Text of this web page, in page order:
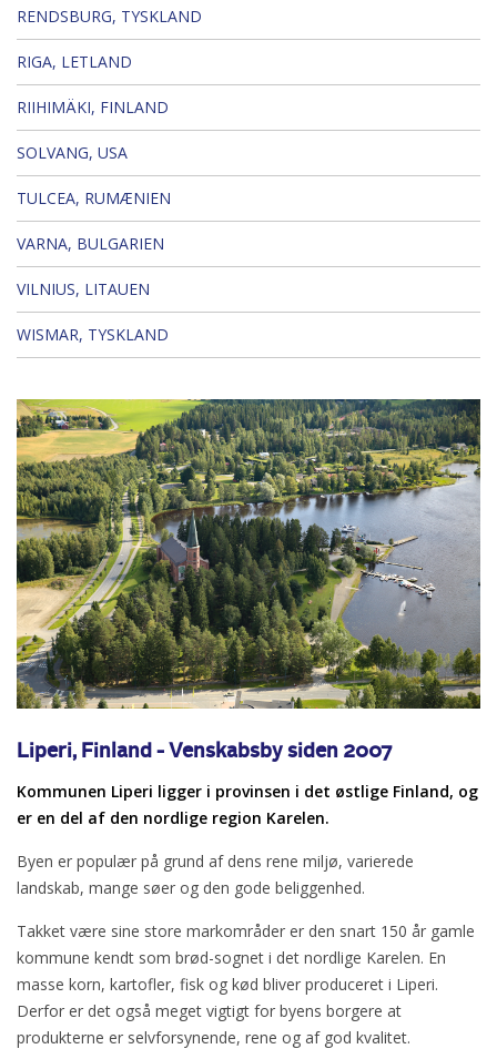
RENDSBURG, TYSKLAND
RIGA, LETLAND
RIIHIMÄKI, FINLAND
SOLVANG, USA
TULCEA, RUMÆNIEN
VARNA, BULGARIEN
VILNIUS, LITAUEN
WISMAR, TYSKLAND
Liperi, Finland - Venskabsby siden 2007
Kommunen Liperi ligger i provinsen i det østlige Finland, og
er en del af den nordlige region Karelen.
Byen er populær på grund af dens rene miljø, varierede
landskab, mange søer og den gode beliggenhed.
Takket være sine store markområder er den snart 150 år gamle
kommune kendt som brød-sognet i det nordlige Karelen. En
masse korn, kartofler, fisk og kød bliver produceret i Liperi.
Derfor er det også meget vigtigt for byens borgere at
produkterne er selvforsynende, rene og af god kvalitet.